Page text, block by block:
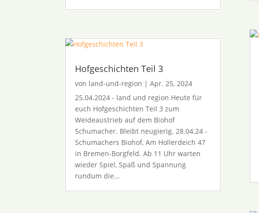
Hofgeschichten Teil 3
von land-und-region |Apr. 25, 2024
25.04.2024 - land und region Heute für
euch Hofgeschichten Teil 3 zum
Weideaustrieb auf dem Biohof
Schumacher. Bleibt neugierig. 28.04.24 -
Schumachers Biohof, Am Hollerdeich 47
in Bremen-Borgfeld. Ab 11 Uhr warten
wieder Spiel, Spaß und Spannung
rundum die...